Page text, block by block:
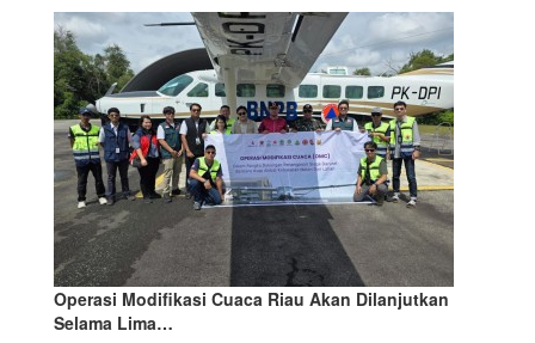
Operasi Modifikasi Cuaca Riau Akan Dilanjutkan
Selama Lima…